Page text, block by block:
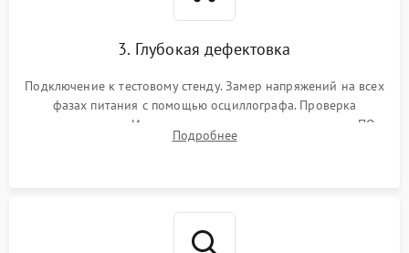
3. Глубокая дефектовка
Подключение к тестовому стенду. Замер напряжений на всех
фазах питания с помощью осциллографа. Проверка
инициализации. Использование специализированного ПО
MATS
Подробнее